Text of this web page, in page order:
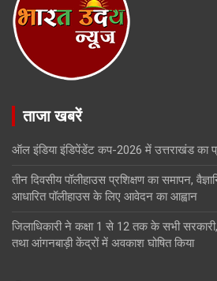
ताजा खबरें
ऑल इंडिया इंडिपेंडेंट कप-2026 में उत्तराखंड का
तीन दिवसीय पॉलीहाउस प्रशिक्षण का समापन,
आधारित पॉलीहाउस के लिए आवेदन का आह्वान
जिलाधिकारी ने कक्षा 1 से 12 तक के सभी
तथा आंगनबाड़ी केंद्रों में अवकाश घोषित किया